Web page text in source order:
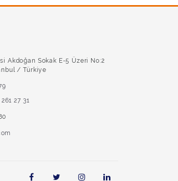
Akdoğan Sokak E-5 Üzeri No:2
/ Türkiye
27 31